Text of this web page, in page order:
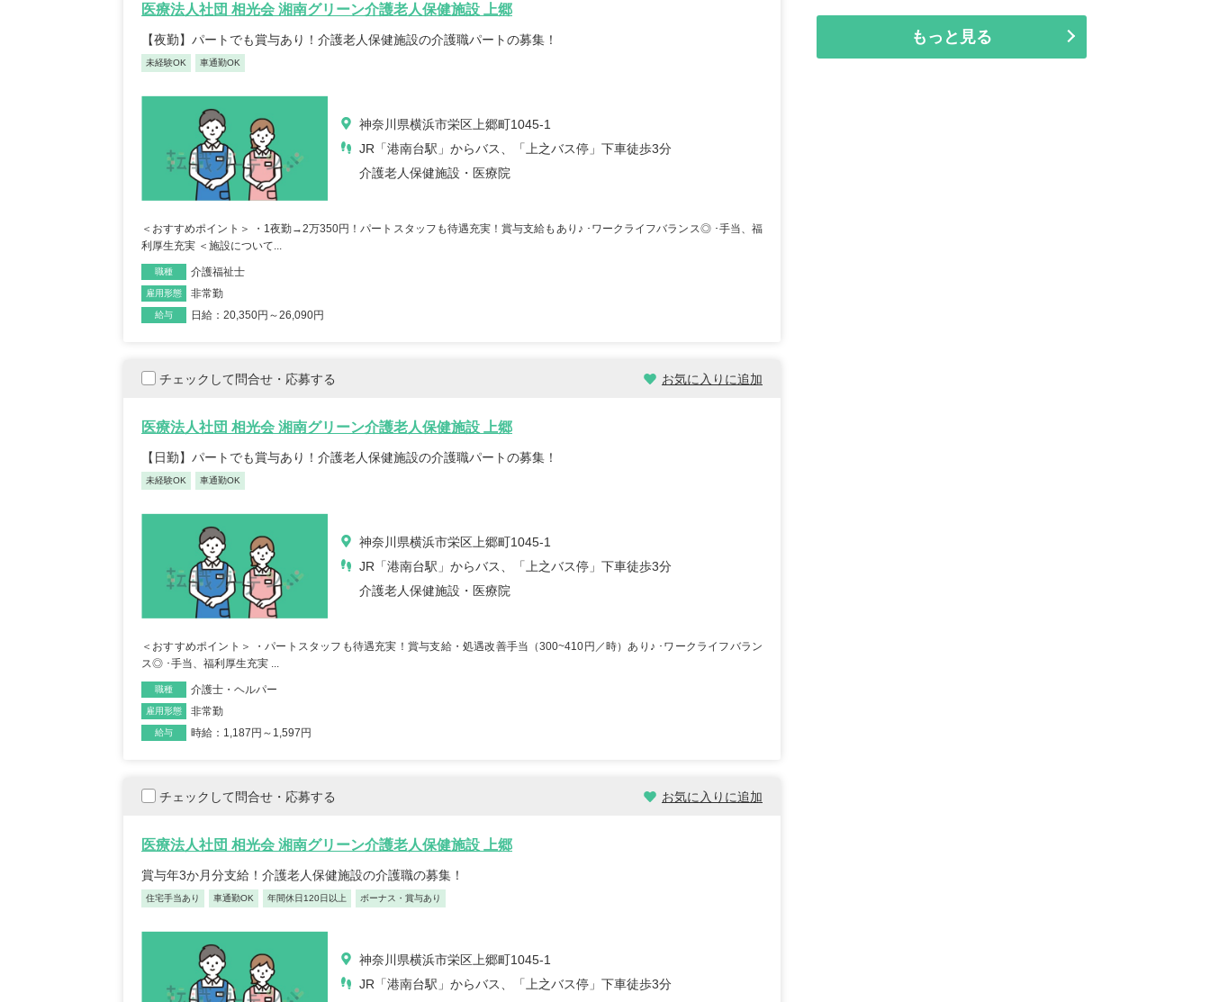
医療法人社団 相光会 湘南グリーン介護老人保健施設 上郷
【夜勤】パートでも賞与あり！介護老人保健施設の介護職パートの募集！
未経験OK 車通勤OK
神奈川県横浜市栄区上郷町1045‐1
JR「港南台駅」からバス、「上之バス停」下車徒歩3分
介護老人保健施設・医療院
＜おすすめポイント＞ ・1夜勤→2万350円！パートスタッフも待遇充実！賞与支給もあり♪ ･ワークライフバランス◎ ･手当、福
利厚生充実 ＜施設について...
職種 介護福祉士
雇用形態 非常勤
給与 日給：20,350円～26,090円
チェックして問合せ・応募する お気に入りに追加
医療法人社団 相光会 湘南グリーン介護老人保健施設 上郷
【日勤】パートでも賞与あり！介護老人保健施設の介護職パートの募集！
未経験OK 車通勤OK
神奈川県横浜市栄区上郷町1045‐1
JR「港南台駅」からバス、「上之バス停」下車徒歩3分
介護老人保健施設・医療院
＜おすすめポイント＞ ・パートスタッフも待遇充実！賞与支給・処遇改善手当（300~410円／時）あり♪ ･ワークライフバラン
ス◎ ･手当、福利厚生充実 ...
職種 介護士・ヘルパー
雇用形態 非常勤
給与 時給：1,187円～1,597円
チェックして問合せ・応募する お気に入りに追加
医療法人社団 相光会 湘南グリーン介護老人保健施設 上郷
賞与年3か月分支給！介護老人保健施設の介護職の募集！
住宅手当あり 車通勤OK 年間休日120日以上 ボーナス・賞与あり
神奈川県横浜市栄区上郷町1045‐1
JR「港南台駅」からバス、「上之バス停」下車徒歩3分
もっと見る